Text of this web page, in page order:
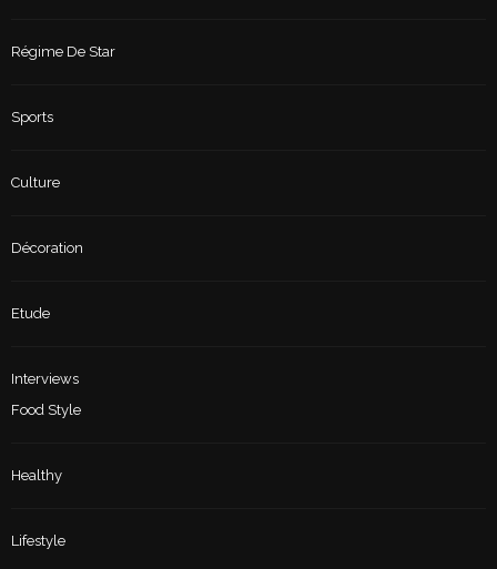
Régime De Star
Sports
Culture
Décoration
Etude
Interviews
Food Style
Healthy
Lifestyle